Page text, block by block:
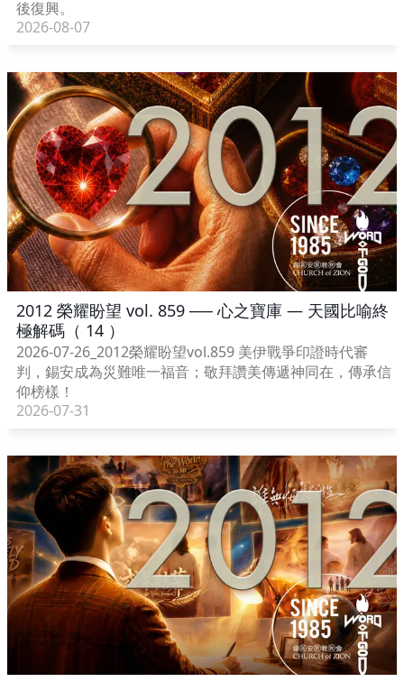
後復興。
2026-08-07
2012 榮耀盼望 vol. 859 ── 心之寶庫 — 天國比喻終
極解碼（ 14 ）
2026-07-26_2012榮耀盼望vol.859 美伊戰爭印證時代審
判，錫安成為災難唯一福音；敬拜讚美傳遞神同在，傳承信
仰榜樣！
2026-07-31